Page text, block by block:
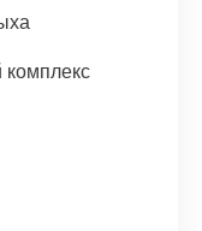
комплекс